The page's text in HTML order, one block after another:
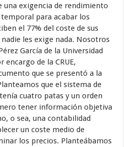
una exigencia de rendimiento
para acabar los
el 77% del coste de sus
les exige nada. Nosotros
García de la Universidad
encargo de la CRUE,
que se presentó a la
que el sistema de
cuatro patas y un orden
tener información objetiva
o sea, una contabilidad
un coste medio de
los precios. Planteábamos